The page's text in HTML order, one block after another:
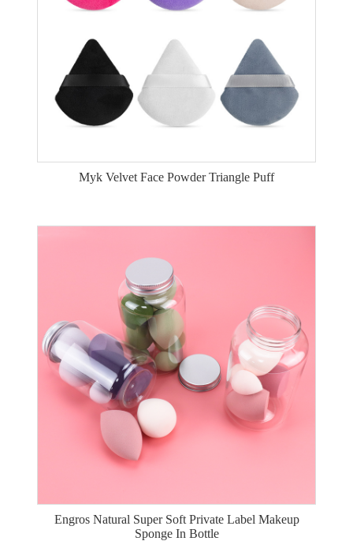
Myk Velvet Face Powder Triangle Puff
Engros Natural Super Soft Private Label Makeup
Sponge In Bottle